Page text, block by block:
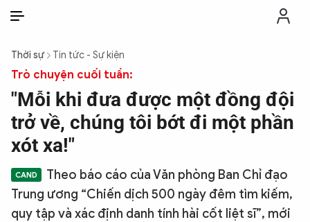
THỜI SỰ
CHỐNG DIỄN BIẾN HÒA BÌNH
CÔNG AN TRONG LÒNG DÂN
XÃ HỘI
Thời sự Tin tức - Sự kiện
Trò chuyện cuối tuần:
"Mỗi khi đưa được một đồng đội
trở về, chúng tôi bớt đi một phần
xót xa!"
Theo báo cáo của Văn phòng Ban Chỉ đạo
Trung ương “Chiến dịch 500 ngày đêm tìm kiếm,
quy tập và xác định danh tính hài cốt liệt sĩ”, mới